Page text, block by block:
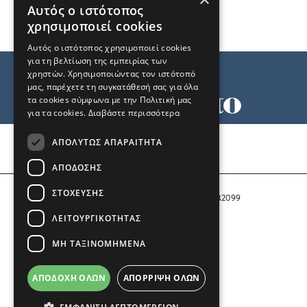
Αριθμός Πιστοποίησης Μ.Η.Τ. 242099
COPYRIGHT © 2026 Το Μανιφέστο
Αυτός ο ιστότοπος
χρησιμοποιεί cookies
Αυτός ο ιστότοπος χρησιμοποιεί cookies
για τη βελτίωση της εμπειρίας των
χρηστών. Χρησιμοποιώντας τον ιστότοπό
μας, παρέχετε τη συγκατάθεσή σας για όλα
τα cookies σύμφωνα με την Πολιτική μας
για τα cookies. Διαβάστε περισσότερα
ΑΠΟΛΎΤΩΣ ΑΠΑΡΑΊΤΗΤΑ
ΑΠΌΔΟΣΗΣ
ΣΤΌΧΕΥΣΗΣ
ΛΕΙΤΟΥΡΓΙΚΌΤΗΤΑΣ
ΜΗ ΤΑΞΙΝΟΜΗΜΈΝΑ
ΑΠΟΔΟΧΉ ΌΛΩΝ ΑΠΌΡΡΙΨΗ ΌΛΩΝ